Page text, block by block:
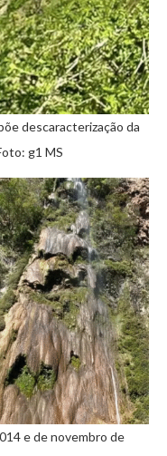
descaracterização da
g1 MS
e de novembro de